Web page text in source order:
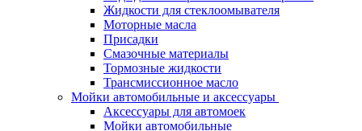
Жидкости для стеклоомывателя
Моторные масла
Присадки
Смазочные материалы
Тормозные жидкости
Трансмиссионное масло
Мойки автомобильные и аксессуары
Аксессуары для автомоек
Мойки автомобильные